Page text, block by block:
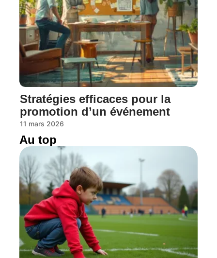
Stratégies efficaces pour la
promotion d’un événement
11 mars 2026
Au top